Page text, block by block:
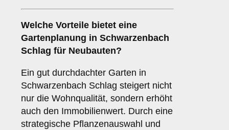
Welche Vorteile bietet eine
Gartenplanung in Schwarzenbach
Schlag für Neubauten?
Ein gut durchdachter Garten in
Schwarzenbach Schlag steigert nicht
nur die Wohnqualität, sondern erhöht
auch den Immobilienwert. Durch eine
strategische Pflanzenauswahl und